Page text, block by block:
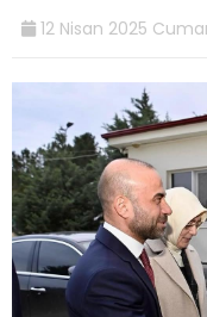
12 Nisan 2025